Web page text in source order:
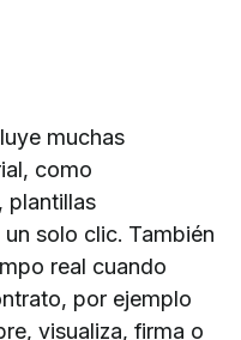
muchas
como
plantillas
solo clic. También
real cuando
por ejemplo
visualiza, firma o